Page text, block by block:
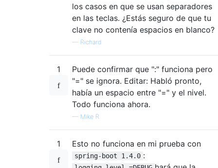
los casos en que se usan separadores
en las teclas. ¿Estás seguro de que tu
clave no contenía espacios en blanco?
— Richard
1
Puede confirmar que ":" funciona pero
"=" se ignora. Editar: Habló pronto,
había un espacio entre "=" y el nivel.
Todo funciona ahora.
— Mike R
1 Esto no funciona en mi prueba con
spring-boot 1.4.0 :